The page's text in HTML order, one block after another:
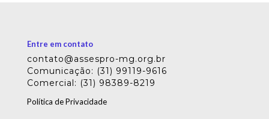
Entre em contato
contato@assespro-mg.org.br
Comunicação: (31) 99119-9616
Comercial: (31) 98389-8219
Política de Privacidade